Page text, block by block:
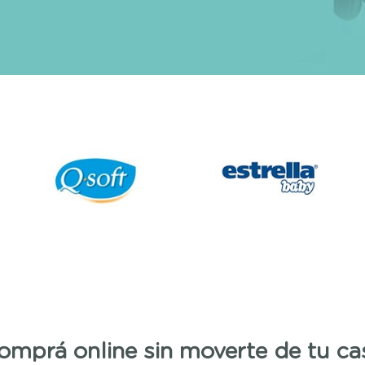
online sin moverte de tu